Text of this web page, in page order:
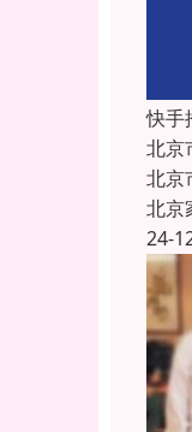
快手
北京
北京
北京
24-